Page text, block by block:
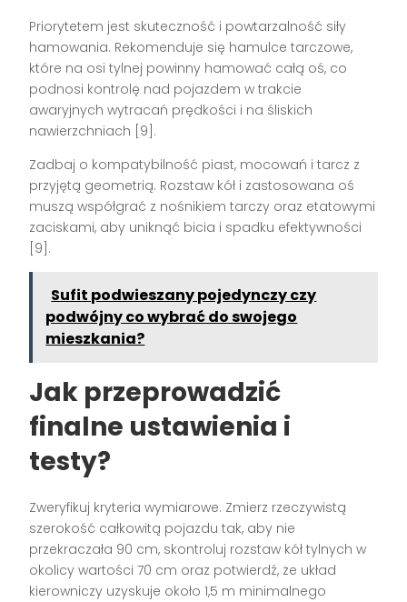
Priorytetem jest skuteczność i powtarzalność siły
hamowania. Rekomenduje się hamulce tarczowe,
które na osi tylnej powinny hamować całą oś, co
podnosi kontrolę nad pojazdem w trakcie
awaryjnych wytracań prędkości i na śliskich
nawierzchniach [9].
Zadbaj o kompatybilność piast, mocowań i tarcz z
przyjętą geometrią. Rozstaw kół i zastosowana oś
muszą współgrać z nośnikiem tarczy oraz etatowymi
zaciskami, aby uniknąć bicia i spadku efektywności
[9].
Sufit podwieszany pojedynczy czy
podwójny co wybrać do swojego
mieszkania?
Jak przeprowadzić
finalne ustawienia i
testy?
Zweryfikuj kryteria wymiarowe. Zmierz rzeczywistą
szerokość całkowitą pojazdu tak, aby nie
przekraczała 90 cm, skontroluj rozstaw kół tylnych w
okolicy wartości 70 cm oraz potwierdź, że układ
kierowniczy uzyskuje około 1,5 m minimalnego